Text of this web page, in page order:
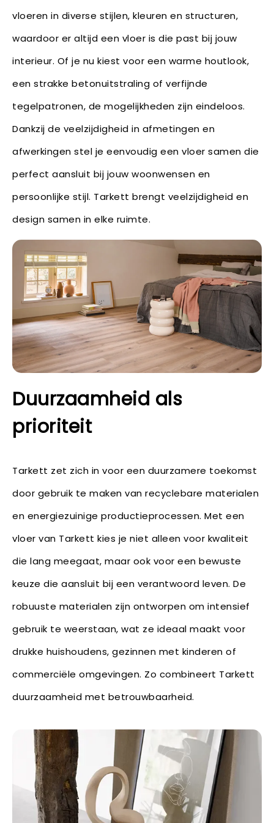
vloeren in diverse stijlen, kleuren en structuren,
waardoor er altijd een vloer is die past bij jouw
interieur. Of je nu kiest voor een warme houtlook,
een strakke betonuitstraling of verfijnde
tegelpatronen, de mogelijkheden zijn eindeloos.
Dankzij de veelzijdigheid in afmetingen en
afwerkingen stel je eenvoudig een vloer samen die
perfect aansluit bij jouw woonwensen en
persoonlijke stijl. Tarkett brengt veelzijdigheid en
design samen in elke ruimte.
Duurzaamheid als
prioriteit
Tarkett zet zich in voor een duurzamere toekomst
door gebruik te maken van recyclebare materialen
en energiezuinige productieprocessen. Met een
vloer van Tarkett kies je niet alleen voor kwaliteit
die lang meegaat, maar ook voor een bewuste
keuze die aansluit bij een verantwoord leven. De
robuuste materialen zijn ontworpen om intensief
gebruik te weerstaan, wat ze ideaal maakt voor
drukke huishoudens, gezinnen met kinderen of
commerciële omgevingen. Zo combineert Tarkett
duurzaamheid met betrouwbaarheid.